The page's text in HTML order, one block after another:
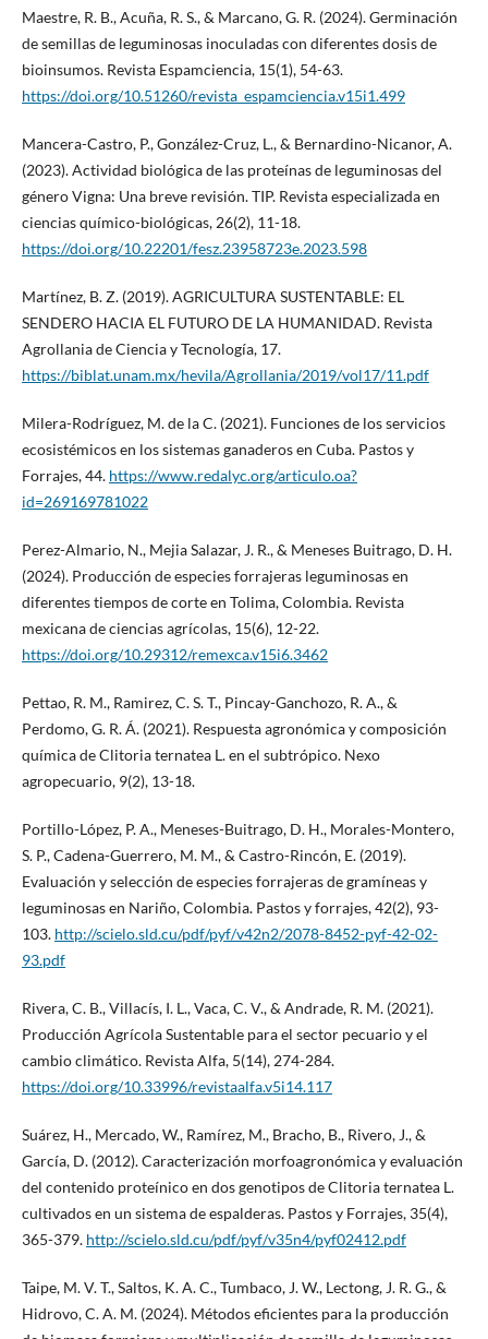
Maestre, R. B., Acuña, R. S., & Marcano, G. R. (2024). Germinación
de semillas de leguminosas inoculadas con diferentes dosis de
bioinsumos. Revista Espamciencia, 15(1), 54-63.
https://doi.org/10.51260/revista_espamciencia.v15i1.499
Mancera-Castro, P., González-Cruz, L., & Bernardino-Nicanor, A.
(2023). Actividad biológica de las proteínas de leguminosas del
género Vigna: Una breve revisión. TIP. Revista especializada en
ciencias químico-biológicas, 26(2), 11-18.
https://doi.org/10.22201/fesz.23958723e.2023.598
Martínez, B. Z. (2019). AGRICULTURA SUSTENTABLE: EL
SENDERO HACIA EL FUTURO DE LA HUMANIDAD. Revista
Agrollania de Ciencia y Tecnología, 17.
https://biblat.unam.mx/hevila/Agrollania/2019/vol17/11.pdf
Milera-Rodríguez, M. de la C. (2021). Funciones de los servicios
ecosistémicos en los sistemas ganaderos en Cuba. Pastos y
Forrajes, 44. https://www.redalyc.org/articulo.oa?
id=269169781022
Perez-Almario, N., Mejia Salazar, J. R., & Meneses Buitrago, D. H.
(2024). Producción de especies forrajeras leguminosas en
diferentes tiempos de corte en Tolima, Colombia. Revista
mexicana de ciencias agrícolas, 15(6), 12-22.
https://doi.org/10.29312/remexca.v15i6.3462
Pettao, R. M., Ramirez, C. S. T., Pincay-Ganchozo, R. A., &
Perdomo, G. R. Á. (2021). Respuesta agronómica y composición
química de Clitoria ternatea L. en el subtrópico. Nexo
agropecuario, 9(2), 13-18.
Portillo-López, P. A., Meneses-Buitrago, D. H., Morales-Montero,
S. P., Cadena-Guerrero, M. M., & Castro-Rincón, E. (2019).
Evaluación y selección de especies forrajeras de gramíneas y
leguminosas en Nariño, Colombia. Pastos y forrajes, 42(2), 93-
103. http://scielo.sld.cu/pdf/pyf/v42n2/2078-8452-pyf-42-02-
93.pdf
Rivera, C. B., Villacís, I. L., Vaca, C. V., & Andrade, R. M. (2021).
Producción Agrícola Sustentable para el sector pecuario y el
cambio climático. Revista Alfa, 5(14), 274-284.
https://doi.org/10.33996/revistaalfa.v5i14.117
Suárez, H., Mercado, W., Ramírez, M., Bracho, B., Rivero, J., &
García, D. (2012). Caracterización morfoagronómica y evaluación
del contenido proteínico en dos genotipos de Clitoria ternatea L.
cultivados en un sistema de espalderas. Pastos y Forrajes, 35(4),
365-379. http://scielo.sld.cu/pdf/pyf/v35n4/pyf02412.pdf
Taipe, M. V. T., Saltos, K. A. C., Tumbaco, J. W., Lectong, J. R. G., &
Hidrovo, C. A. M. (2024). Métodos eficientes para la producción